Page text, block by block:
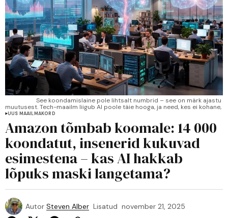
See koondamislaine pole lihtsalt numbrid – see on märk ajastu
muutusest. Tech-maailm liigub AI poole täie hooga, ja need, kes ei kohane,
UUS MAAILMAKORD
Amazon tõmbab koomale: 14 000
koondatut, insenerid kukuvad
esimestena – kas AI hakkab
lõpuks maski langetama?
Autor Steven Alber Lisatud november 21, 2025